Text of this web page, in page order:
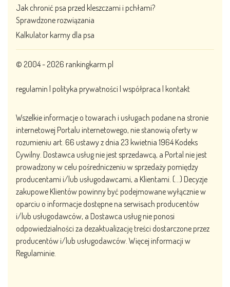
Jak chronić psa przed kleszczami i pchłami?
Sprawdzone rozwiązania
Kalkulator karmy dla psa
© 2004 - 2026 rankingkarm.pl
regulamin | polityka prywatności | współpraca | kontakt
Wszelkie informacje o towarach i usługach podane na stronie
internetowej Portalu internetowego, nie stanowią oferty w
rozumieniu art. 66 ustawy z dnia 23 kwietnia 1964 Kodeks
Cywilny. Dostawca usług nie jest sprzedawcą, a Portal nie jest
prowadzony w celu pośredniczeniu w sprzedaży pomiędzy
producentami i/lub usługodawcami, a Klientami. (…) Decyzje
zakupowe Klientów powinny być podejmowane wyłącznie w
oparciu o informacje dostępne na serwisach producentów
i/lub usługodawców, a Dostawca usług nie ponosi
odpowiedzialności za dezaktualizację treści dostarczone przez
producentów i/lub usługodawców. Więcej informacji w
Regulaminie.